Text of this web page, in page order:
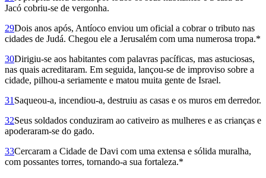
Jacó cobriu-se de vergonha.
29Dois anos após, Antíoco enviou um oficial a cobrar o tributo nas
cidades de Judá. Chegou ele a Jerusalém com uma numerosa tropa.*
30Dirigiu-se aos habitantes com palavras pacíficas, mas astuciosas,
nas quais acreditaram. Em seguida, lançou-se de improviso sobre a
cidade, pilhou-a seriamente e matou muita gente de Israel.
31 Saqueou-a, incendiou-a, destruiu as casas e os muros em derredor.
32Seus soldados conduziram ao cativeiro as mulheres e as crianças e
apoderaram-se do gado.
33Cercaram a Cidade de Davi com uma extensa e sólida muralha,
com possantes torres, tornando-a sua fortaleza.*